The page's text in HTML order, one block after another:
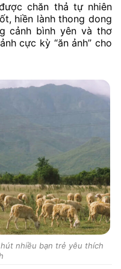
chăn thả tự nhiên
hiền lành thong dong
cảnh bình yên và thơ
cực kỳ “ăn ảnh” cho
nhiều bạn trẻ yêu thích